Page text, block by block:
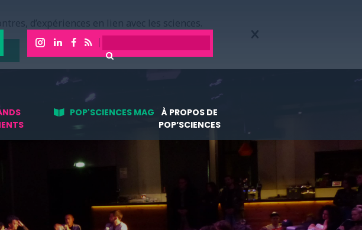
d’expériences en lien avec les sciences.
POP'SCIENCES MAG
À PROPOS DE
POP’SCIENCES